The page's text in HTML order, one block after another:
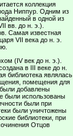
коллекция
Ниппур. Одним из
в одной из
вв. до н. э.).
Самая известная
VII века до н. э.
(IV век до н. э.).
в III веке до н.
библиотека являлась
помещения для
добавлены
были использованы
были при
были уничтожены
библиотеки, при
Отцов